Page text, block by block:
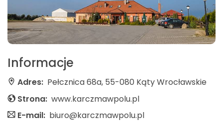
Informacje
Adres: Pełcznica 68a, 55-080 Kąty Wrocławskie
Strona: www.karczmawpolu.pl
E-mail: biuro@karczmawpolu.pl